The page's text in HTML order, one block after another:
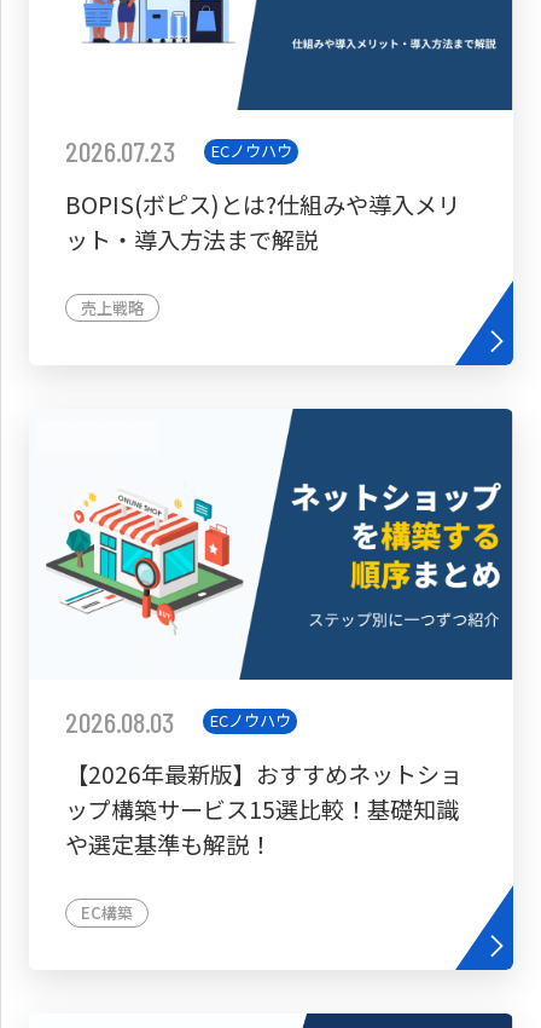
2026.07.23 ECノウハウ
BOPIS(ボピス)とは?仕組みや導入メリ
ット・導入方法まで解説
売上戦略
2026.08.03 ECノウハウ
【2026年最新版】おすすめネットショ
ップ構築サービス15選比較！基礎知識
や選定基準も解説！
EC構築